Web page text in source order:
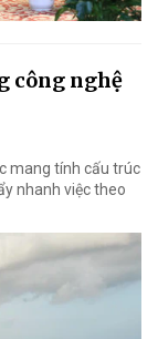
công nghệ
mang tính cấu trúc
nhanh việc theo